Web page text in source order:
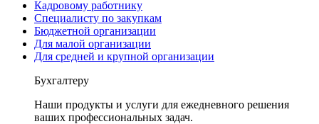
Кадровому работнику
Специалисту по закупкам
Бюджетной организации
Для малой организации
Для средней и крупной организации
Бухгалтеру
Наши продукты и услуги для ежедневного решения
ваших профессиональных задач.